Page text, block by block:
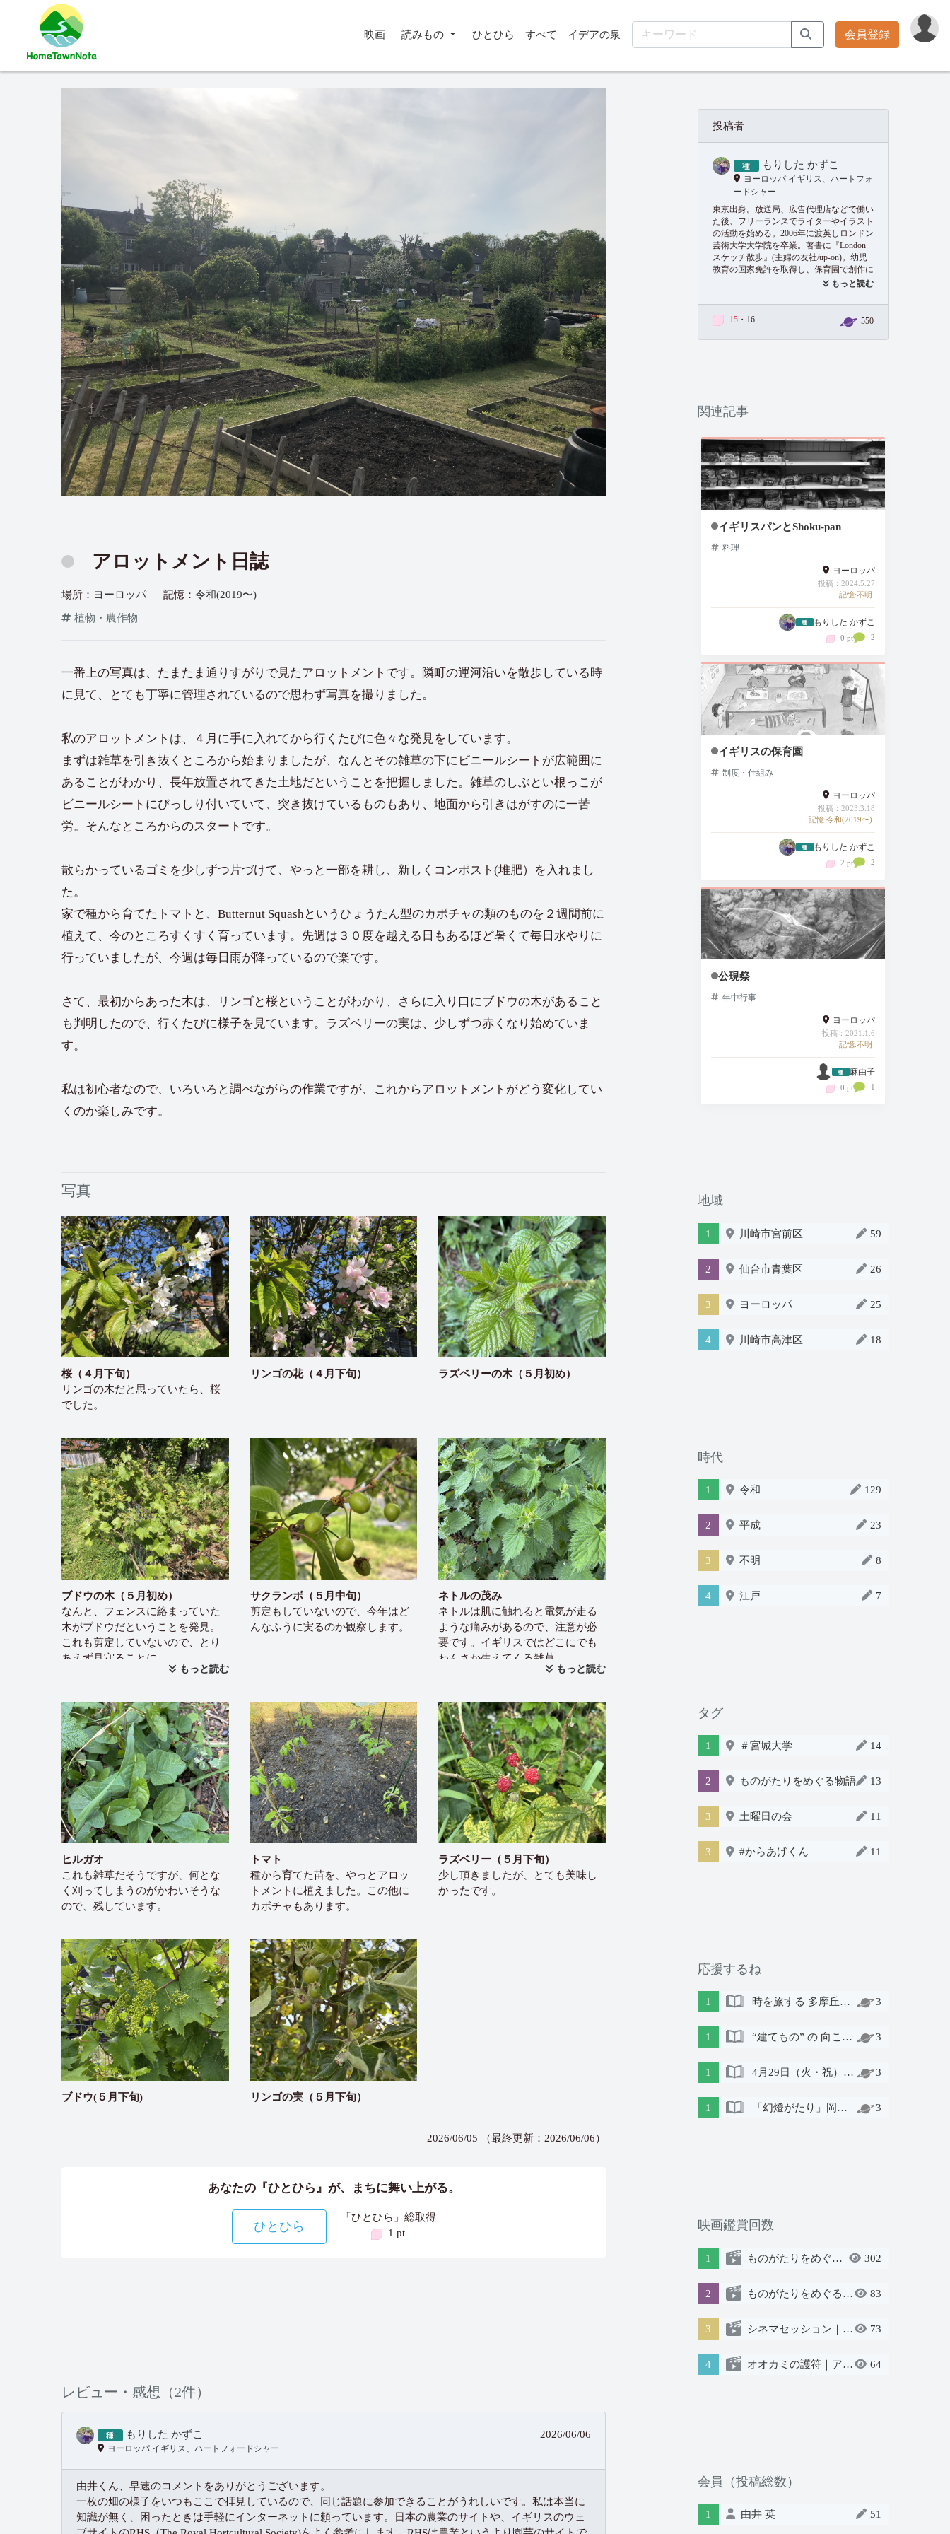
映画 読みもの ひとひら すべて イデアの泉 会員登録
アロットメント日誌
場所： ヨーロッパ 記憶： 令和(2019〜)
植物・農作物
一番上の写真は、たまたま通りすがりで見たアロットメントです。隣町の運河沿いを散歩している時
に見て、とても丁寧に管理されているので思わず写真を撮りました。
私のアロットメントは、４月に手に入れてから行くたびに色々な発見をしています。
まずは雑草を引き抜くところから始まりましたが、なんとその雑草の下にビニールシートが広範囲に
あることがわかり、長年放置されてきた土地だということを把握しました。雑草のしぶとい根っこが
ビニールシートにびっしり付いていて、突き抜けているものもあり、地面から引きはがすのに一苦
労。そんなところからのスタートです。
散らかっているゴミを少しずつ片づけて、やっと一部を耕し、新しくコンポスト(堆肥）を入れまし
た。
家で種から育てたトマトと、Butternut Squashというひょうたん型のカボチャの類のものを２週間前に
植えて、今のところすくすく育っています。先週は３０度を越える日もあるほど暑くて毎日水やりに
行っていましたが、今週は毎日雨が降っているので楽です。
さて、最初からあった木は、リンゴと桜ということがわかり、さらに入り口にブドウの木があること
も判明したので、行くたびに様子を見ています。ラズベリーの実は、少しずつ赤くなり始めていま
す。
私は初心者なので、いろいろと調べながらの作業ですが、これからアロットメントがどう変化してい
くのか楽しみです。
写真
桜（４月下旬）
リンゴの木だと思っていたら、桜
でした。
リンゴの花（４月下旬） ラズベリーの木（５月初め）
ブドウの木（５月初め）
なんと、フェンスに絡まっていた
木がブドウだということを発見。
これも剪定していないので、とり
あえず見守ることに。
もっと読む
サクランボ（５月中旬）
剪定もしていないので、今年はど
んなふうに実るのか観察します。
ネトルの茂み
ネトルは肌に触れると電気が走る
ような痛みがあるので、注意が必
要です。イギリスではどこにでも
わんさか生えてくる雑草。
もっと読む
ヒルガオ
これも雑草だそうですが、何とな
く刈ってしまうのがかわいそうな
ので、残しています。
トマト
種から育てた苗を、やっとアロッ
トメントに植えました。この他に
カボチャもあります。
ラズベリー（５月下旬）
少し頂きましたが、とても美味し
かったです。
ブドウ(５月下旬) リンゴの実（５月下旬）
2026/06/05 （最終更新：2026/06/06）
あなたの『ひとひら』が、まちに舞い上がる。
ひとひら
「ひとひら」総取得
1 pt
レビュー・感想（2件）
もりした かずこ
ヨーロッパ イギリス、ハートフォードシャー
2026/06/06
由井くん、早速のコメントをありがとうございます。
一枚の畑の様子をいつもここで拝見しているので、同じ話題に参加できることがうれしいです。私は本当に
知識が無く、困ったときは手軽にインターネットに頼っています。日本の農業のサイトや、イギリスのウェ
投稿者
もりした かずこ
ヨーロッパ イギリス、ハートフォ
ードシャー
東京出身。放送局、広告代理店などで働い
た後、フリーランスでライターやイラスト
の活動を始める。2006年に渡英しロンドン
芸術大学大学院を卒業。著書に『London
スケッチ散歩』(主婦の友社/up-on)。幼児
教育の国家免許を取得し、保育園で創作に
力を入れた教育を模索している。もっと読む
15 ・16 550
関連記事
イギリスパンとShoku-pan
料理
ヨーロッパ
投稿：2024.5.27
記憶:不明
もりした かずこ
0 pt 2
イギリスの保育園
制度・仕組み
ヨーロッパ
投稿：2023.3.18
記憶:令和(2019〜)
もりした かずこ
2 pt 2
公現祭
年中行事
ヨーロッパ
投稿：2021.1.6
記憶:不明
麻由子
0 pt 1
地域
1 川崎市宮前区 59
2 仙台市青葉区 26
3 ヨーロッパ 25
4 川崎市高津区 18
時代
1 令和 129
2 平成 23
3 不明 8
4 江戸 7
タグ
1 ＃宮城大学 14
2 ものがたりをめぐる物語 13
3 土曜日の会 11
3 #からあげくん 11
応援するね
1 時を旅する 多摩丘陵 明治元年～｜土曜日の会 第６話 3
1 “建てもの” の 向こう側には 諏訪 がある 3
1 4月29日（火・祝）上映会「そういうわけで」〜障がいのある人と地域の人が演劇づくりに取り組んだ記録〜 3
1 「幻燈がたり」岡谷編 8.6Sat、8.7Sun 3
映画鑑賞回数
1 ものがたりをめぐる物語 302
2 ものがたりをめぐる物語 83
3 シネマセッション｜ゲスト：石川直樹さん 73
4 オオカミの護符｜アカデミック版 64
会員（投稿総数）
1 由井 英 51